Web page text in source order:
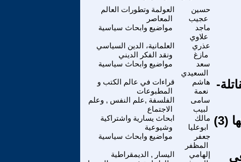
العولمة وتطورات العالم
المعاصر
حسين
عجيب
مواضيع وابحاث سياسية
ماجد
علاوي
العلمانية، الدين السياسي
ونقد الفكر الديني
عذري
مازغ
مواضيع وابحاث سياسية
سعد
السعيدي
قراءات في عالم الكتب و
المطبوعات
هاشم
نعمة
الفلسفة ,علم النفس , وعلم
الاجتماع
سامى
لبيب
ابحاث يسارية واشتراكية
وشيوعية
مالك
ابوعليا
مواضيع وابحاث سياسية
جعفر
المظفر
اليسار , الديمقراطية
إلهامي
في